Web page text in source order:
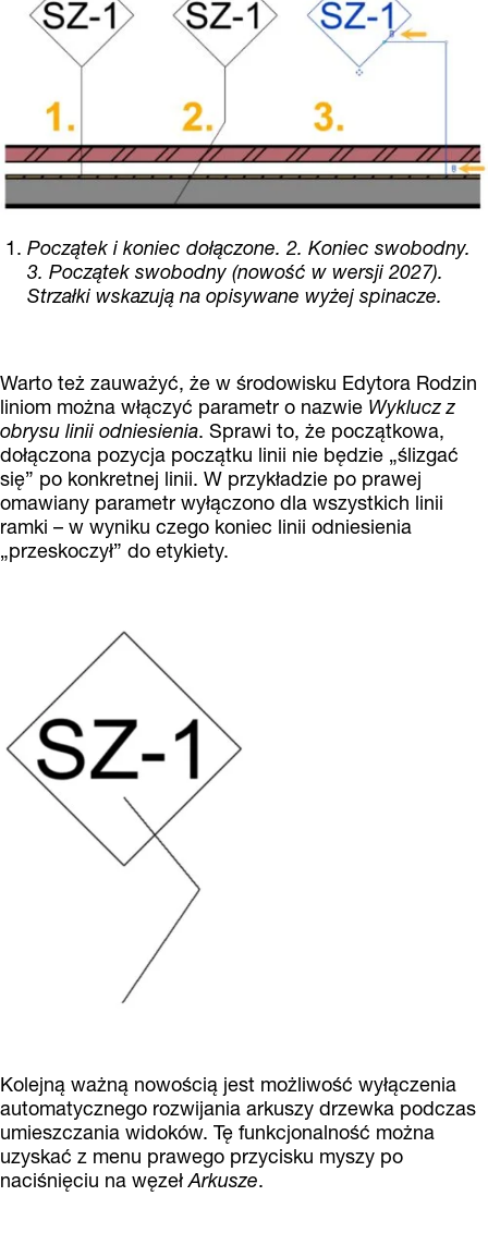
Początek i koniec dołączone. 2. Koniec swobodny.
3. Początek swobodny (nowość w wersji 2027).
Strzałki wskazują na opisywane wyżej spinacze.
Warto też zauważyć, że w środowisku Edytora Rodzin
liniom można włączyć parametr o nazwie Wyklucz z
obrysu linii odniesienia. Sprawi to, że początkowa,
dołączona pozycja początku linii nie będzie „ślizgać
się” po konkretnej linii. W przykładzie po prawej
omawiany parametr wyłączono dla wszystkich linii
ramki – w wyniku czego koniec linii odniesienia
„przeskoczył” do etykiety.
Kolejną ważną nowością jest możliwość wyłączenia
automatycznego rozwijania arkuszy drzewka podczas
umieszczania widoków. Tę funkcjonalność można
uzyskać z menu prawego przycisku myszy po
naciśnięciu na węzełArkusze.